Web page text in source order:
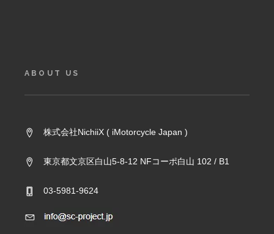
ABOUT US
株式会社NichiiX ( iMotorcycle Japan )
東京都文京区白山5-8-12 NFコーポ白山 102 / B1
03-5981-9624